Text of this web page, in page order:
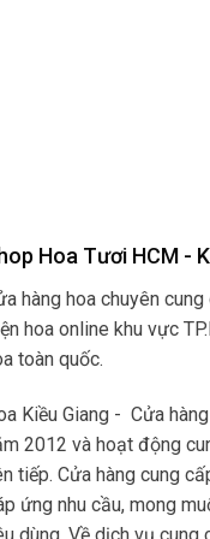
Hoa Tươi HCM -
hàng hoa chuyên
hoa online khu vực
toàn quốc.
Kiều Giang - Cửa
2012 và hoạt động
tiếp. Cửa hàng cung
ứng nhu cầu, mong